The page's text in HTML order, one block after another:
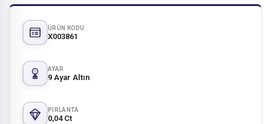
ÜRÜN KODU
X003861
AYAR
9 Ayar Altın
PIRLANTA
0,04 Ct